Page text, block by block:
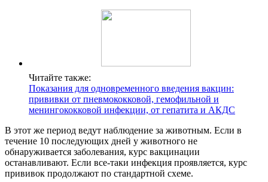
Читайте также:
Показания для одновременного введения вакцин:
прививки от пневмококковой, гемофильной и
менингококковой инфекции, от гепатита и АКДС
В этот же период ведут наблюдение за животным. Если в
течение 10 последующих дней у животного не
обнаруживается заболевания, курс вакцинации
останавливают. Если все-таки инфекция проявляется, курс
прививок продолжают по стандартной схеме.